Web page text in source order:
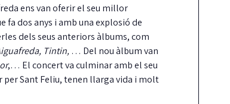
ens van oferir el seu millor
dos anys i amb una explosió de
dels seus anteriors àlbums, com
Tintin, … Del nou àlbum van
,… El concert va culminar amb el seu
per Sant Feliu, tenen llarga vida i molt
al Ple una actuació molt
del govern pels reiterats
Els Mossos i les Policies Locals de Castell-
Platja d'Aro i S'Agaró i Santa Cristina els…